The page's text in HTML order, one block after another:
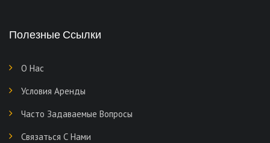
Полезные Ссылки
О Нас
Условия Аренды
Часто Задаваемые Вопросы
Связаться С Нами